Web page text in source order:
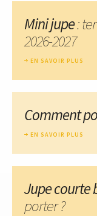
Mini jupe:
2026-2027
EN SAVOIR PLUS
Comment
EN SAVOIR PLUS
Jupe courte
porter ?